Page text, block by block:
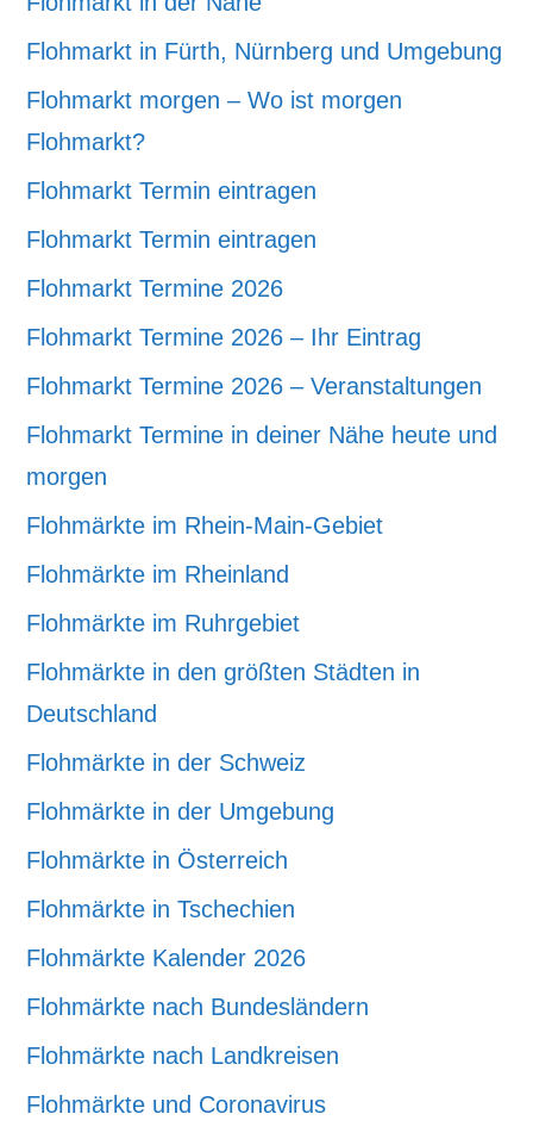
Flohmarkt in Fürth, Nürnberg und Umgebung
Flohmarkt morgen – Wo ist morgen
Flohmarkt?
Flohmarkt Termin eintragen
Flohmarkt Termin eintragen
Flohmarkt Termine 2026
Flohmarkt Termine 2026 – Ihr Eintrag
Flohmarkt Termine 2026 – Veranstaltungen
Flohmarkt Termine in deiner Nähe heute und
morgen
Flohmärkte im Rhein-Main-Gebiet
Flohmärkte im Rheinland
Flohmärkte im Ruhrgebiet
Flohmärkte in den größten Städten in
Deutschland
Flohmärkte in der Schweiz
Flohmärkte in der Umgebung
Flohmärkte in Österreich
Flohmärkte in Tschechien
Flohmärkte Kalender 2026
Flohmärkte nach Bundesländern
Flohmärkte nach Landkreisen
Flohmärkte und Coronavirus